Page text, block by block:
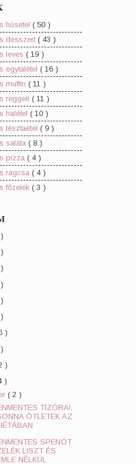
húsétel ( 50 )
desszert ( 43 )
leves ( 19 )
egytálétel ( 16 )
muffin ( 11 )
reggeli ( 11 )
halétel ( 10 )
tésztaétel ( 9 )
saláta ( 8 )
pizza ( 4 )
rágcsa ( 4 )
főzelék ( 3 )
)
)
)
( 2 )
TÍZÓRAI,
ÖTLETEK AZ
SPENÓT
LISZT ÉS
NÉLKÜL